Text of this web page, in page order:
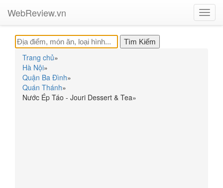
WebReview.vn
Trang chủ»
Hà Nội»
Quận Ba Đình»
Quán Thánh»
Nước Ép Táo - Jouri Dessert & Tea»